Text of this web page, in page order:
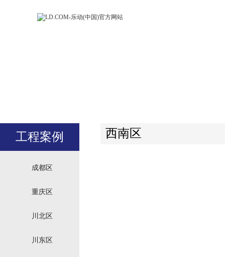
工程案例
成都区
重庆区
川北区
川东区
西南区